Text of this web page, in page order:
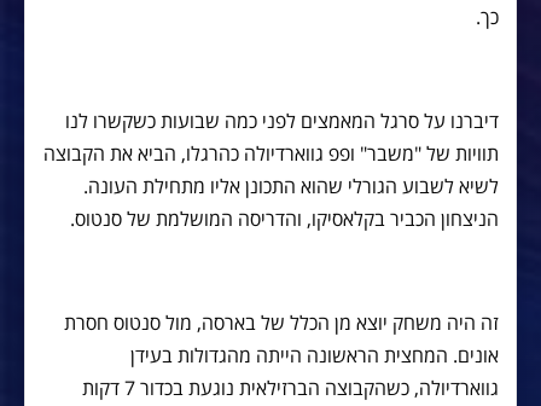
כך.
דיברנו על סרגל המאמצים לפני כמה שבועות כשקשרו לנו
תוויות של "משבר" ופפ גווארדיולה כהרגלו, הביא את הקבוצה
לשיא לשבוע הגורלי שהוא התכונן אליו מתחילת העונה.
הניצחון הכביר בקלאסיקו, והדריסה המושלמת של סנטוס.
זה היה משחק יוצא מן הכלל של בארסה, מול סנטוס חסרת
אונים. המחצית הראשונה הייתה מהגדולות בעידן
גווארדיולה, כשהקבוצה הברזילאית נוגעת בכדור 7 דקות